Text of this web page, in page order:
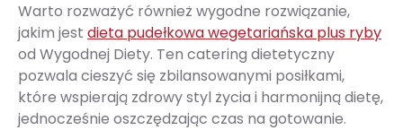
Warto rozważyć również wygodne rozwiązanie,
jakim jest dieta pudełkowa wegetariańska plus ryby
od Wygodnej Diety. Ten catering dietetyczny
pozwala cieszyć się zbilansowanymi posiłkami,
które wspierają zdrowy styl życia i harmonijną dietę,
jednocześnie oszczędzając czas na gotowanie.